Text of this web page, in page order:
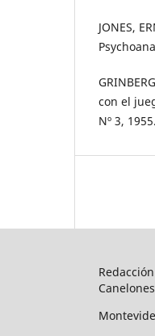
JONES,
con el
Nº 3, 1955.